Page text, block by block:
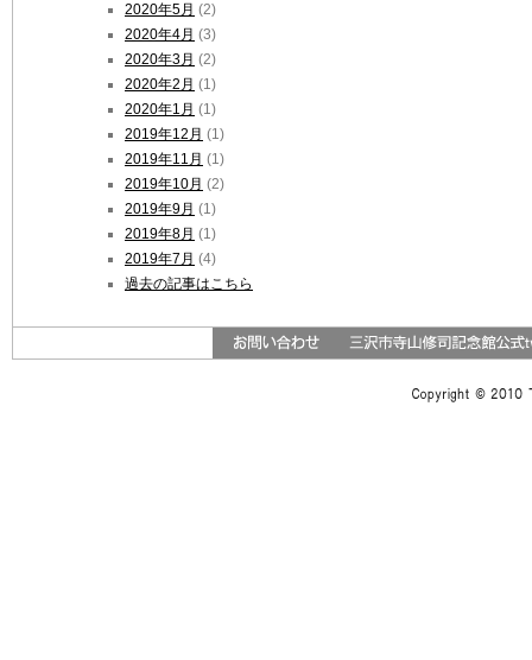
2020年5月 (2)
2020年4月 (3)
2020年3月 (2)
2020年2月 (1)
2020年1月 (1)
2019年12月 (1)
2019年11月 (1)
2019年10月 (2)
2019年9月 (1)
2019年8月 (1)
2019年7月 (4)
過去の記事はこちら